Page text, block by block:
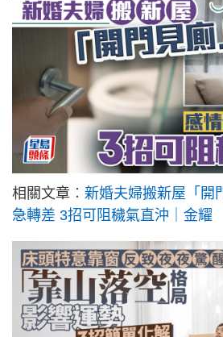
相關文章︰ 新婚夫婦搬新屋「開
急轉差 3招可阻穢氣直沖｜金耀